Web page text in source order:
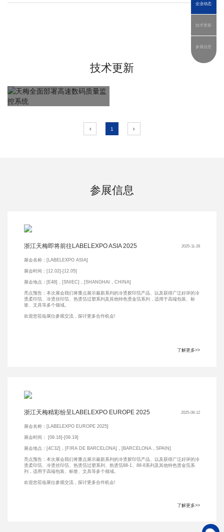
2024年5月28日至6月7日，全球印刷包装行业最具影响力的专业展会——德国德鲁巴国际印刷展览会（DRUPA 2024）在杜塞尔多夫盛大举行···
技术更新
11.21
天梅全面部署高速数码质量监控系统
1
参展信息
浙江天梅即将前往LABELEXPO ASIA 2025 2025-11-28
展会名称：[LABELEXPO ASIA]
展会时间：[12.02]-[12.05]
展会地点：[E48]，[SNIEC]，[SHANGHAI，CHINA]
亮点预告：本次展会我们将重点展示最新系列的冷烫胶印箔产品、以及获得广泛好评的冷
烫柔印箔、冷烫丝印箔、热烫箔过塑系列及其他特色烫金箔系列，适用于高端包装、标
签、文具等多个领域。
欢迎您莅临展位参观交流，探讨更多合作机会!
了解更多>>
浙江天梅精彩纷呈LABELEXPO EUROPE 2025 2025-08-12
展会名称：[LABELEXPO EUROPE 2025]
展会时间： [09.16]-[09.19]
展会地点：[4C32]，[FIRA DE BARCELONA]，[BARCELONA，SPAIN]
亮点预告：本次展会我们将重点展示最新系列的冷烫胶印箔产品、以及获得广泛好评的冷
烫柔印箔、冷烫丝印箔、热烫箔过塑系列、热烫箔88-1、88-8系列及其他特色烫金箔系
列，适用于高端包装、标签、文具等多个领域。
欢迎您莅临展位参观交流，探讨更多合作机会!
了解更多>>
企业动态
技术更新
参展信息